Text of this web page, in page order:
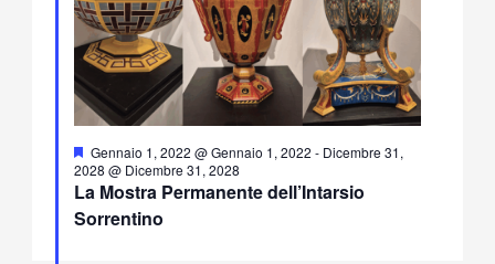
La Mostra Permanente dell’Intarsio
Sorrentino
Segnalati
Gennaio 1, 2022 @ Gennaio 1, 2022 - Dicembre 31,
2028 @ Dicembre 31, 2028